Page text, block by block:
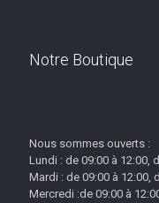
Notre Boutique
Nous sommes ouverts :
Lundi : de 09:00 à 12:00,
Mardi : de 09:00 à 12:00,
Mercredi :de 09:00 à